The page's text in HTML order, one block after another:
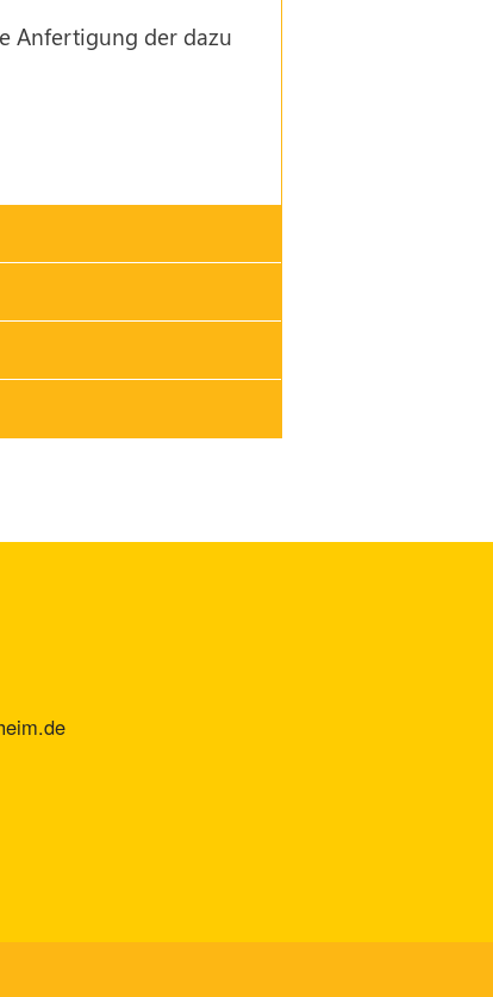
Anfertigung der dazu